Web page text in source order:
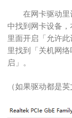
在网卡驱动里
中找到网卡设备
里面开启「允许
里找到「关机网
启」。
（如果驱动都是